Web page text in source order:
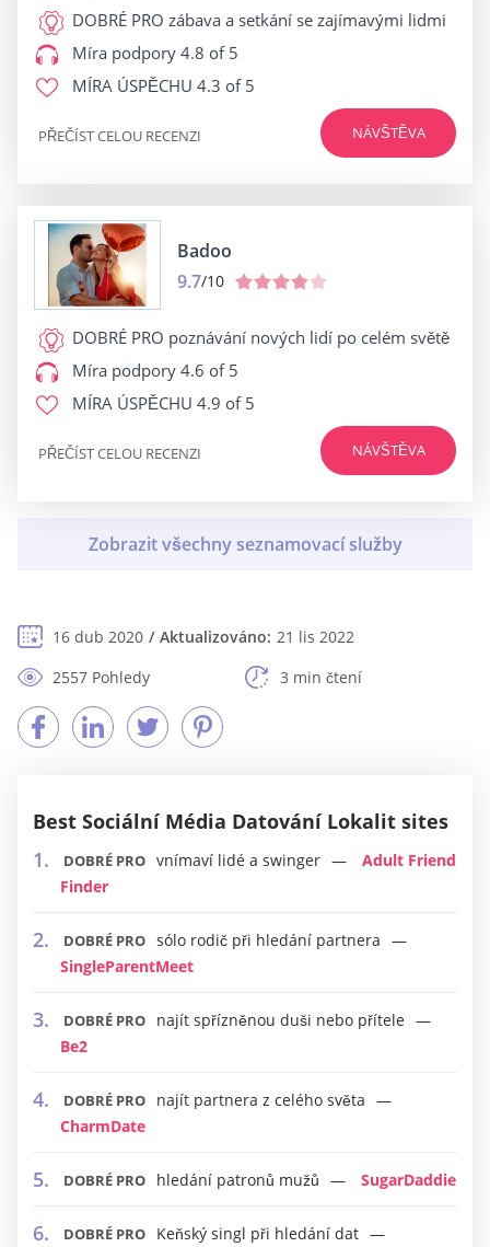
DOBRÉ PRO zábava a setkání se zajímavými lidmi
Míra podpory 4.8 of 5
MÍRA ÚSPĚCHU 4.3 of 5
NÁVŠTĚVA
PŘEČÍST CELOU RECENZI
Badoo
9.7/10
DOBRÉ PRO poznávání nových lidí po celém světě
Míra podpory 4.6 of 5
MÍRA ÚSPĚCHU 4.9 of 5
NÁVŠTĚVA
PŘEČÍST CELOU RECENZI
16 dub 2020 Aktualizováno: 21 lis 2022
2557 Pohledy
3 min čtení
Best Sociální Média Datování Lokalit sites
DOBRÉ PRO vnímaví lidé a swinger
Adult Friend
Finder
DOBRÉ PRO sólo rodič při hledání partnera
SingleParentMeet
DOBRÉ PRO
najít spřízněnou duši nebo přítele
Be2
DOBRÉ PRO
najít partnera z celého světa
CharmDate
DOBRÉ PRO hledání patronů mužů SugarDaddie
DOBRÉ PRO
Keňský singl při hledání dat